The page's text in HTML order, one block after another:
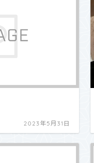
2023年5月31日